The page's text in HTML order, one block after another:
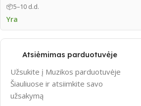
📦5–10 d.d.
Yra
Atsiėmimas parduotuvėje
Užsukite į Muzikos parduotuvėje
Šiauliuose ir atsiimkite savo
užsakymą